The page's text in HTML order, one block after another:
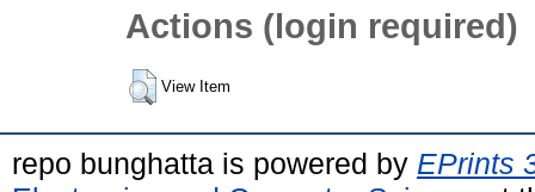
Actions (login required)
View Item
repo bunghatta is powered by EPrints